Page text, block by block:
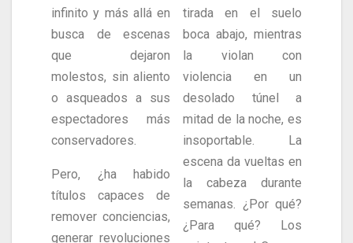
infinito y más allá en
busca de escenas
que dejaron
molestos, sin aliento
o asqueados a sus
espectadores más
conservadores.
Pero, ¿ha habido
títulos capaces de
remover conciencias,
generar revoluciones
tirada en el suelo
boca abajo, mientras
la violan con
violencia en un
desolado túnel a
mitad de la noche, es
insoportable. La
escena da vueltas en
la cabeza durante
semanas. ¿Por qué?
¿Para qué? Los